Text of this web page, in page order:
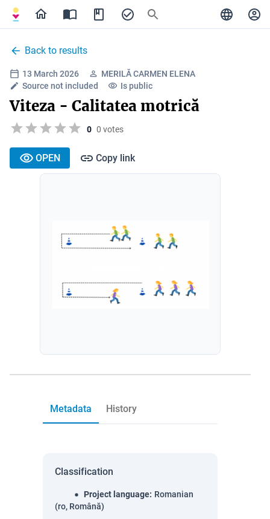
Back to results
13 March 2026
MERILĂ CARMEN ELENA
Source not included
Is public
Viteza - Calitatea motrică
0 0 votes
OPEN Copy link
Metadata History
Classification
Project language: Romanian
(ro, Română)